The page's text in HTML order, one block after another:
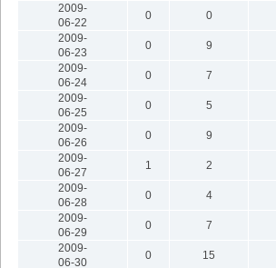
2009-
06-22
0 0
2009-
06-23
0 9
2009-
06-24
0 7
2009-
06-25
0 5
2009-
06-26
0 9
2009-
06-27
1 2
2009-
06-28
0 4
2009-
06-29
0 7
2009-
06-30
0 15